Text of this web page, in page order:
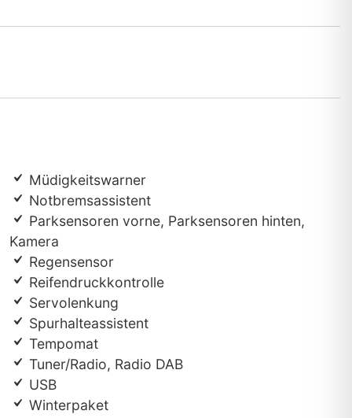
Müdigkeitswarner
Notbremsassistent
Parksensoren vorne, Parksensoren hinten,
Kamera
Regensensor
Reifendruckkontrolle
Servolenkung
Spurhalteassistent
Tempomat
Tuner/Radio, Radio DAB
USB
Winterpaket